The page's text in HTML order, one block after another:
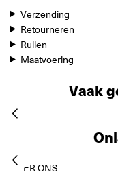
Verzending
Retourneren
Ruilen
Maatvoering
Vaak
OVER ONS